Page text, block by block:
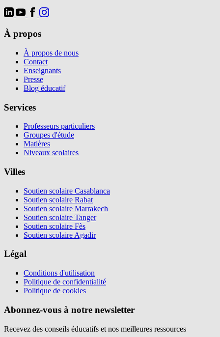
À propos
À propos de nous
Contact
Enseignants
Presse
Blog éducatif
Services
Professeurs particuliers
Groupes d'étude
Matières
Niveaux scolaires
Villes
Soutien scolaire Casablanca
Soutien scolaire Rabat
Soutien scolaire Marrakech
Soutien scolaire Tanger
Soutien scolaire Fès
Soutien scolaire Agadir
Légal
Conditions d'utilisation
Politique de confidentialité
Politique de cookies
Abonnez-vous à notre newsletter
Recevez des conseils éducatifs et nos meilleures ressources